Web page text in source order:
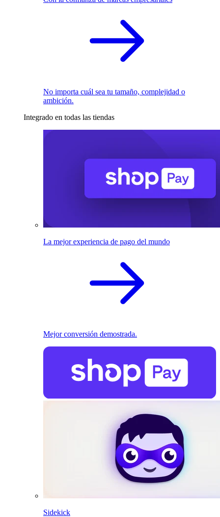
No importa cuál sea tu tamaño, complejidad o
ambición.
Integrado en todas las tiendas
La mejor experiencia de pago del mundo
Mejor conversión demostrada.
Sidekick